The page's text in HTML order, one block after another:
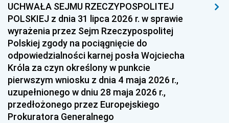
UCHWAŁA SEJMU RZECZYPOSPOLITEJ
POLSKIEJ z dnia 31 lipca 2026 r. w sprawie
wyrażenia przez Sejm Rzeczypospolitej
Polskiej zgody na pociągnięcie do
odpowiedzialności karnej posła Wojciecha
Króla za czyn określony w punkcie
pierwszym wniosku z dnia 4 maja 2026 r.,
uzupełnionego w dniu 28 maja 2026 r.,
przedłożonego przez Europejskiego
Prokuratora Generalnego